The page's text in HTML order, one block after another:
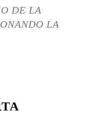
DE LA
LA